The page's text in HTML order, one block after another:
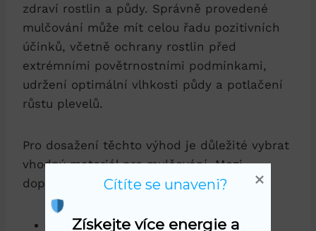
zdraví rostlin a půdy. Správně provedené
mulčování může mít celou řadu pozitivních
účinků, včetně ochrany rostlin před
extrémními povětrnostními podmínkami,
udržení optimální vlhkosti půdy a potlačení
růstu plevelů.
Pro dosažení těchto výhod je důležité vybrat
vhodný materiál pro mulčování. Mezi
doporučené materiály patří:
Kůra stromů
Získejte více energie a
Cítíte se unaveni?